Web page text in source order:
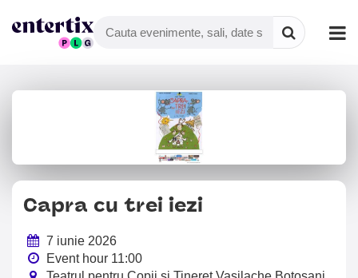
Capra cu trei iezi
7 iunie 2026
Event hour 11:00